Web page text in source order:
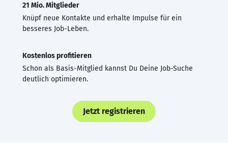
21 Mio. Mitglieder
Knüpf neue Kontakte und erhalte Impulse für ein
besseres Job-Leben.
Kostenlos profitieren
Schon als Basis-Mitglied kannst Du Deine Job-Suche
deutlich optimieren.
Jetzt registrieren